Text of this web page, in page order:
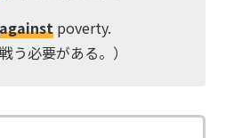
against poverty.
う必要がある。）